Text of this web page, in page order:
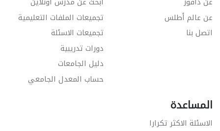
عن عالم أطلس
اتصل بنا
تجميعات الملفات التعليمية
تجميعات الاسئلة
دورات تدريبية
دليل الجامعات
حساب المعدل الجامعي
المساعدة
الاسئلة الاكثر تكرارا